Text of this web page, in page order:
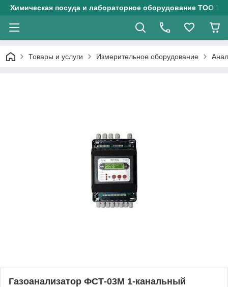
Химическая посуда и лабораторное оборудование ТОО
Товары и услуги Измерительное оборудование
Газоанализатор ФСТ-03М 1-канальный